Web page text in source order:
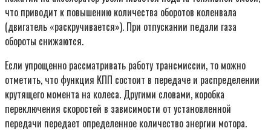
что приводит к повышению количества оборотов коленвала
(двигатель «раскручивается»). При отпускании педали газа
обороты снижаются.
Если упрощенно рассматривать работу трансмиссии, то можно
отметить, что функция КПП состоит в передаче и распределении
крутящего момента на колеса. Другими словами, коробка
переключения скоростей в зависимости от установленной
передачи передает определенное количество энергии мотора.